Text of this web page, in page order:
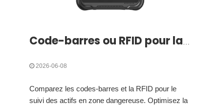
Code-barres ou RFID pour la gestion des actifs en zone dangereuse : quel est le meilleur choix pour votre flux de travail ?
2026-06-08
Comparez les codes-barres et la RFID pour le
suivi des actifs en zone dangereuse. Optimisez la